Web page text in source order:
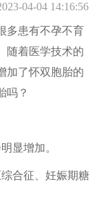
04-04 14:16:56
多患有不孕不育
随着医学技术的
加了怀双胞胎的
吗？
显增加。
合征、妊娠期糖